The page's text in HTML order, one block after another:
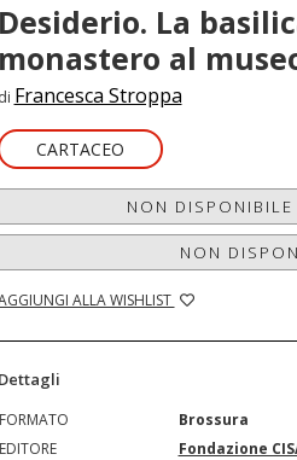
Desiderio. La
monastero al
di Francesca Stroppa
CARTACEO
NON
NON
ALLA WISHLIST
Dettagli
FORMATO
Brossura
EDITORE
Fondazione